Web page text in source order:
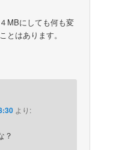
MBにしても何も変
とはあります。
より:
？